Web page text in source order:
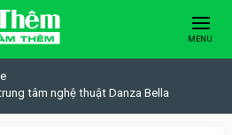
MENU
tâm nghệ thuật Danza Bella